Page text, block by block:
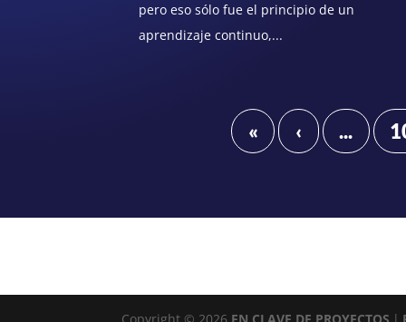
pero eso sólo fue el principio de un
aprendizaje continuo,...
« ‹ ...